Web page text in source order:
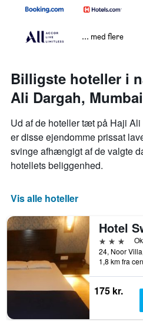
... med flere
Billigste hoteller i
Ali Dargah, Mumbai
Ud af de hoteller tæt på Haji
er disse ejendomme prissat
svinge afhængigt af de valgte
hotellets beliggenhed.
Vis alle hoteller
3 stjerner
1,8 km fra
175 kr.